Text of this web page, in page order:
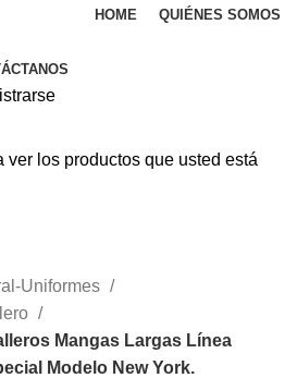
HOME QUIÉNES SOMOS
Uniformes
Mangas Largas Línea
Modelo New York.
ver los productos que usted está